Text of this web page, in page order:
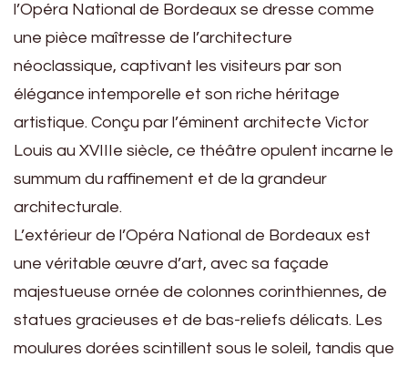
l’Opéra National de Bordeaux se dresse comme
une pièce maîtresse de l’architecture
néoclassique, captivant les visiteurs par son
élégance intemporelle et son riche héritage
artistique. Conçu par l’éminent architecte Victor
Louis au XVIIIe siècle, ce théâtre opulent incarne le
summum du raffinement et de la grandeur
architecturale.
L’extérieur de l’Opéra National de Bordeaux est
une véritable œuvre d’art, avec sa façade
majestueuse ornée de colonnes corinthiennes, de
statues gracieuses et de bas-reliefs délicats. Les
moulures dorées scintillent sous le soleil, tandis que